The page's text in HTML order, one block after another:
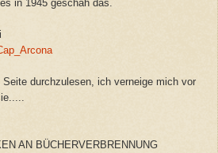
in 1945 geschah das.
durchzulesen, ich verneige mich vor
AN BÜCHERVERBRENNUNG